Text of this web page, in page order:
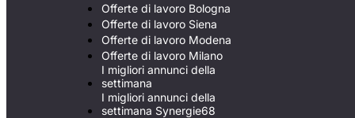
Offerte di lavoro Bologna
Offerte di lavoro Siena
Offerte di lavoro Modena
Offerte di lavoro Milano
I migliori annunci della
settimana
I migliori annunci della
settimana Synergie68